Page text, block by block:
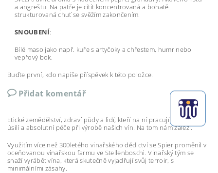
a angreštu. Na patře je cítit koncentrovaná a bohatě
strukturovaná chuť se svěžím zakončením.
SNOUBENÍ:
Bílé maso jako např. kuře s artyčoky a chřestem, humr nebo
vepřový bok.
Buďte první, kdo napíše příspěvek k této položce.
Přidat komentář
Etické zemědělství, zdraví půdy a lidí, kteří na ní pracují. Umělecké
úsilí a absolutní péče při výrobě našich vín. Na tom nám záleží.
Využitím více než 300letého vinařského dědictví se Spier proměnil v
oceňovanou vinařskou farmu ve Stellenboschi. Vinařský tým se
snaží vyrábět vína, která skutečně vyjadřují svůj terroir, s
minimálními zásahy.